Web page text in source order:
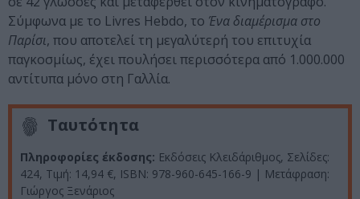
Σύμφωνα με το Livres Hebdo, το Ένα διαμέρισμα στο
Παρίσι, που αποτελεί τη μεγαλύτερή του επιτυχία
παγκοσμίως, έχει πουλήσει περισσότερα από 1.000.000
αντίτυπα μόνο στη Γαλλία.
Ταυτότητα
Πληροφορίες έκδοσης: Εκδόσεις Κλειδάριθμος, Σελίδες:
424, Τιμή: 14,94 €, ISBN: 978-960-645-166-9 | Μετάφραση:
Γιώργος Ξενάριος